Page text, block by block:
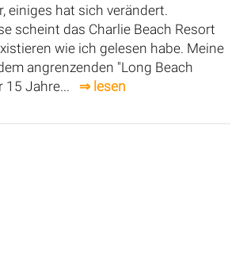
einiges hat sich verändert.
scheint das Charlie Beach Resort
wie ich gelesen habe. Meine
angrenzenden "Long Beach
15 Jahre... ⇒ lesen